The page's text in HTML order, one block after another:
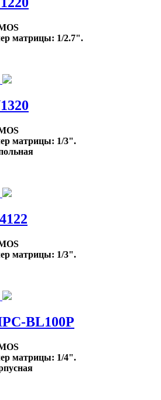
матрицы: 1/2.7".
матрицы: 1/3".
матрицы: 1/3".
BL100P
матрицы: 1/4".